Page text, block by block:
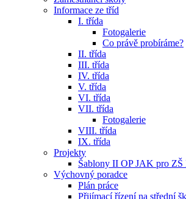
Informace ze tříd
I. třída
Fotogalerie
Co právě probíráme?
II. třída
III. třída
IV. třída
V. třída
VI. třída
VII. třída
Fotogalerie
VIII. třída
IX. třída
Projekty
Šablony II OP JAK pro ZŠ
Výchovný poradce
Plán práce
Přijímací řízení na střední